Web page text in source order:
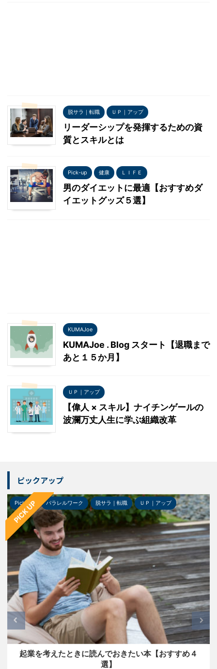
脱サラ｜転職 ＵＰ｜アップ
リーダーシップを発揮するための資
質とスキルとは
Pick-up 健康 ＬＩＦＥ
男のダイエットに最適【おすすめダ
イエットグッズ５選】
KUMAJoe
KUMAJoe . Blog スタート【退職まで
あと１５か月】
ＵＰ｜アップ
【偉人 × スキル】ナイチンゲールの
波瀾万丈人生に学ぶ組織改革
ピックアップ
PICK UP
Pick-up パラレルワーク 脱サラ｜転職 ＵＰ｜アップ
起業を考えたときに読んでおきたい本【おすすめ４
選】